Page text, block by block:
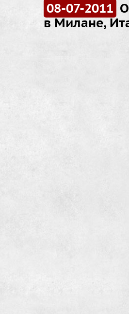
08-07-2011
в Милане,